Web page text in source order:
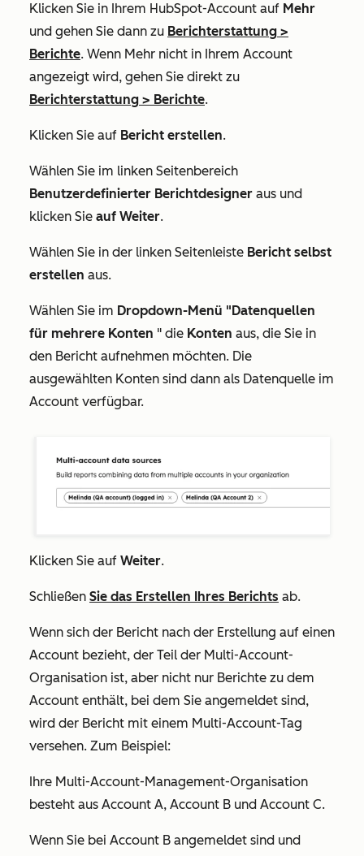
Klicken Sie in Ihrem HubSpot-Account auf Mehr
und gehen Sie dann zu Berichterstattung >
Berichte. Wenn Mehr nicht in Ihrem Account
angezeigt wird, gehen Sie direkt zu
Berichterstattung > Berichte.
Klicken Sie auf Bericht erstellen.
Wählen Sie im linken Seitenbereich
Benutzerdefinierter Berichtdesigner aus und
klicken Sie auf Weiter.
Wählen Sie in der linken Seitenleiste Bericht selbst
erstellen aus.
Wählen Sie im Dropdown-Menü "Datenquellen
für mehrere Konten " die Konten aus, die Sie in
den Bericht aufnehmen möchten. Die
ausgewählten Konten sind dann als Datenquelle im
Account verfügbar.
Klicken Sie auf Weiter.
Schließen Sie das Erstellen Ihres Berichts ab.
Wenn sich der Bericht nach der Erstellung auf einen
Account bezieht, der Teil der Multi-Account-
Organisation ist, aber nicht nur Berichte zu dem
Account enthält, bei dem Sie angemeldet sind,
wird der Bericht mit einem Multi-Account-Tag
versehen. Zum Beispiel:
Ihre Multi-Account-Management-Organisation
besteht aus Account A, Account B und Account C.
Wenn Sie bei Account B angemeldet sind und